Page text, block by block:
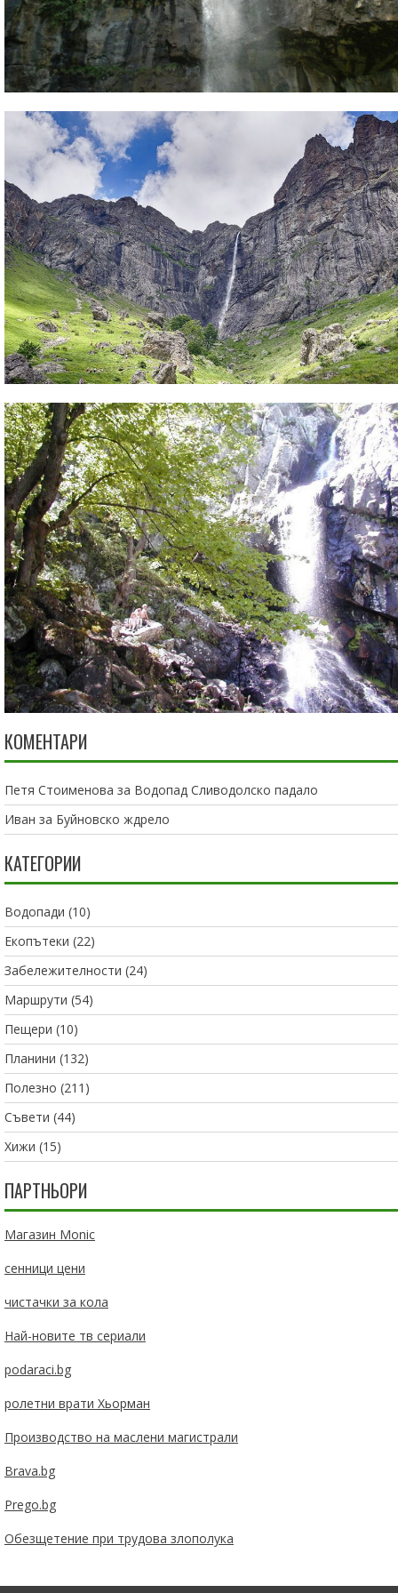
КОМЕНТАРИ
Петя Стоименова за Водопад Сливодолско падало
Иван за Буйновско ждрело
КАТЕГОРИИ
Водопади (10)
Екопътеки (22)
Забележителности (24)
Маршрути (54)
Пещери (10)
Планини (132)
Полезно (211)
Съвети (44)
Хижи (15)
ПАРТНЬОРИ
Магазин Monic
сенници цени
чистачки за кола
Най-новите тв сериали
podaraci.bg
ролетни врати Хьорман
Производство на маслени магистрали
Brava.bg
Prego.bg
Обезщетение при трудова злополука